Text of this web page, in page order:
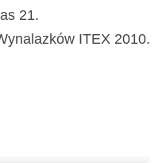
21.
ITEX 2010.